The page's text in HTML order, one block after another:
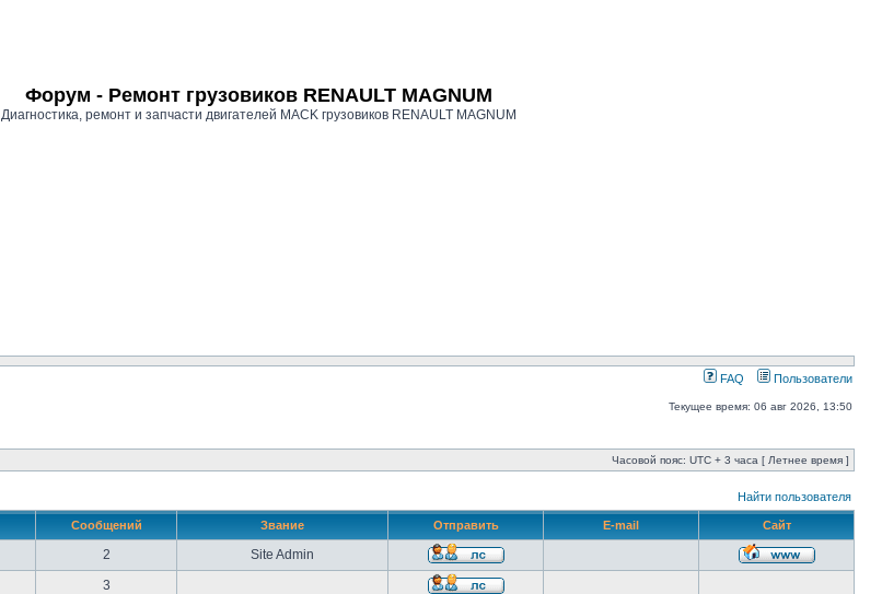
Форум - Ремонт грузовиков RENAULT MAGNUM
Диагностика, ремонт и запчасти двигателей MACK грузовиков RENAULT MAGNUM
FAQ Пользователи
Текущее время: 06 авг 2026, 13:50
Часовой пояс: UTC + 3 часа [ Летнее время ]
Найти пользователя
Сообщений Звание Отправить E-mail Сайт
2
Site Admin
3